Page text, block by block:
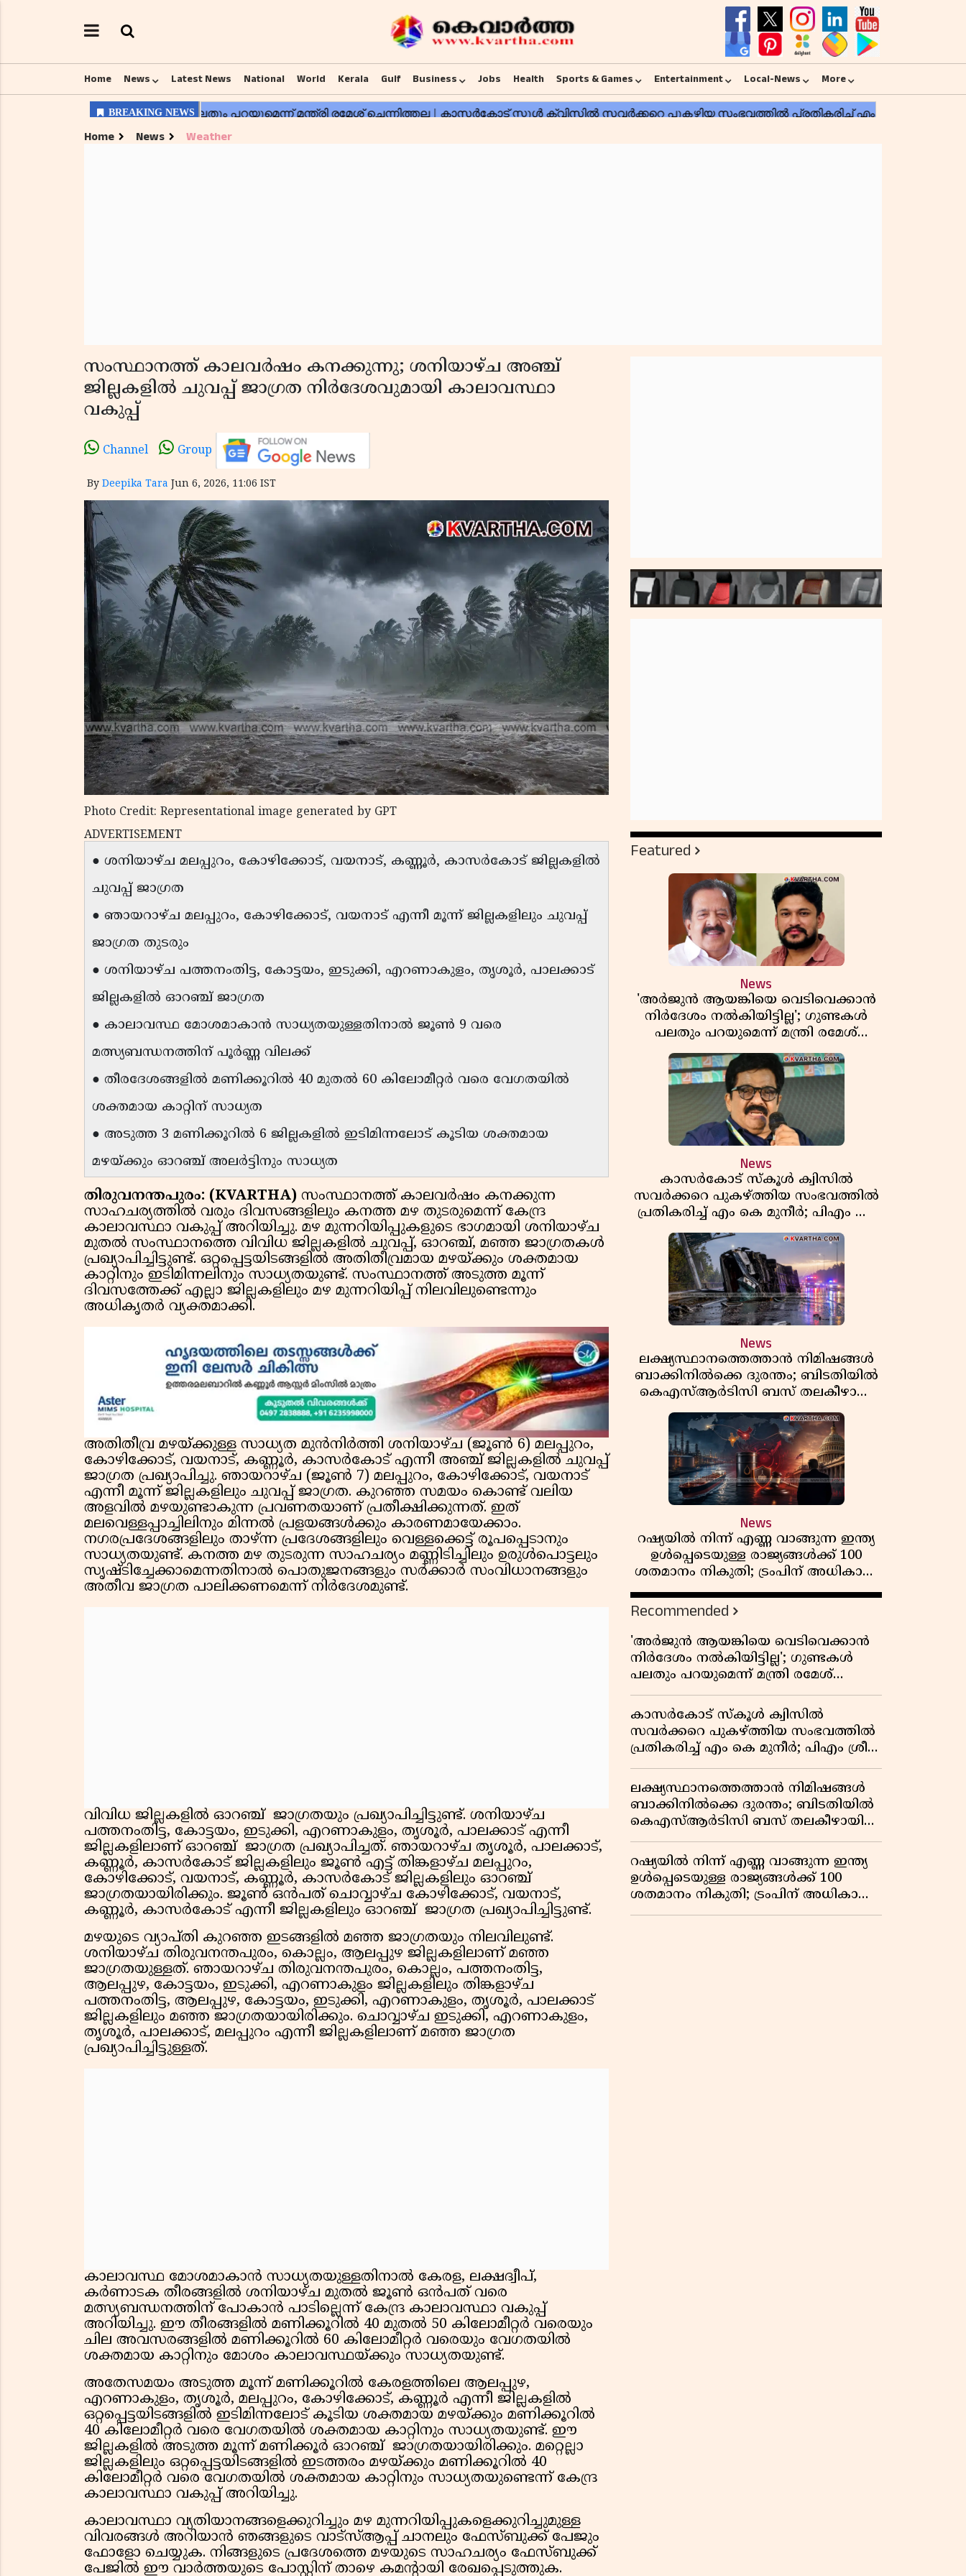
Home News Latest News National World Kerala Gulf Business Jobs Health Sports & Games Entertainment Local-News More
Home News Weather
സംസ്ഥാനത്ത് കാലവർഷം കനക്കുന്നു; ശനിയാഴ്ച അഞ്ച്
ജില്ലകളിൽ ചുവപ്പ് ജാഗ്രത നിർദേശവുമായി കാലാവസ്ഥാ
വകുപ്പ്
Channel Group
By Deepika Tara Jun 6, 2026, 11:06 IST
Photo Credit: Representational image generated by GPT
ADVERTISEMENT
● ശനിയാഴ്ച മലപ്പുറം, കോഴിക്കോട്, വയനാട്, കണ്ണൂർ, കാസർകോട് ജില്ലകളിൽ
ചുവപ്പ് ജാഗ്രത
● ഞായറാഴ്ച മലപ്പുറം, കോഴിക്കോട്, വയനാട് എന്നീ മൂന്ന് ജില്ലകളിലും ചുവപ്പ്
ജാഗ്രത തുടരും
● ശനിയാഴ്ച പത്തനംതിട്ട, കോട്ടയം, ഇടുക്കി, എറണാകുളം, തൃശൂർ, പാലക്കാട്
ജില്ലകളിൽ ഓറഞ്ച് ജാഗ്രത
● കാലാവസ്ഥ മോശമാകാൻ സാധ്യതയുള്ളതിനാൽ ജൂൺ 9 വരെ
മത്സ്യബന്ധനത്തിന് പൂർണ്ണ വിലക്ക്
● തീരദേശങ്ങളിൽ മണിക്കൂറിൽ 40 മുതൽ 60 കിലോമീറ്റർ വരെ വേഗതയിൽ
ശക്തമായ കാറ്റിന് സാധ്യത
● അടുത്ത 3 മണിക്കൂറിൽ 6 ജില്ലകളിൽ ഇടിമിന്നലോട് കൂടിയ ശക്തമായ
മഴയ്ക്കും ഓറഞ്ച് അലർട്ടിനും സാധ്യത
തിരുവനന്തപുരം: (KVARTHA) സംസ്ഥാനത്ത് കാലവർഷം കനക്കുന്ന
സാഹചര്യത്തിൽ വരും ദിവസങ്ങളിലും കനത്ത മഴ തുടരുമെന്ന് കേന്ദ്ര
കാലാവസ്ഥാ വകുപ്പ് അറിയിച്ചു. മഴ മുന്നറിയിപ്പുകളുടെ ഭാഗമായി ശനിയാഴ്ച
മുതൽ സംസ്ഥാനത്തെ വിവിധ ജില്ലകളിൽ ചുവപ്പ്, ഓറഞ്ച്, മഞ്ഞ ജാഗ്രതകൾ
പ്രഖ്യാപിച്ചിട്ടുണ്ട്. ഒറ്റപ്പെട്ടയിടങ്ങളിൽ അതിതീവ്രമായ മഴയ്ക്കും ശക്തമായ
കാറ്റിനും ഇടിമിന്നലിനും സാധ്യതയുണ്ട്. സംസ്ഥാനത്ത് അടുത്ത മൂന്ന്
ദിവസത്തേക്ക് എല്ലാ ജില്ലകളിലും മഴ മുന്നറിയിപ്പ് നിലവിലുണ്ടെന്നും
അധികൃതർ വ്യക്തമാക്കി.
അതിതീവ്ര മഴയ്ക്കുള്ള സാധ്യത മുൻനിർത്തി ശനിയാഴ്ച (ജൂൺ 6) മലപ്പുറം,
കോഴിക്കോട്, വയനാട്, കണ്ണൂർ, കാസർകോട് എന്നീ അഞ്ച് ജില്ലകളിൽ ചുവപ്പ്
ജാഗ്രത പ്രഖ്യാപിച്ചു. ഞായറാഴ്ച (ജൂൺ 7) മലപ്പുറം, കോഴിക്കോട്, വയനാട്
എന്നീ മൂന്ന് ജില്ലകളിലും ചുവപ്പ് ജാഗ്രത. കുറഞ്ഞ സമയം കൊണ്ട് വലിയ
അളവിൽ മഴയുണ്ടാകുന്ന പ്രവണതയാണ് പ്രതീക്ഷിക്കുന്നത്. ഇത്
മലവെള്ളപ്പാച്ചിലിനും മിന്നൽ പ്രളയങ്ങൾക്കും കാരണമായേക്കാം.
നഗരപ്രദേശങ്ങളിലും താഴ്ന്ന പ്രദേശങ്ങളിലും വെള്ളക്കെട്ട് രൂപപ്പെടാനും
സാധ്യതയുണ്ട്. കനത്ത മഴ തുടരുന്ന സാഹചര്യം മണ്ണിടിച്ചിലും ഉരുൾപൊട്ടലും
സൃഷ്ടിച്ചേക്കാമെന്നതിനാൽ പൊതുജനങ്ങളും സർക്കാർ സംവിധാനങ്ങളും
അതീവ ജാഗ്രത പാലിക്കണമെന്ന് നിർദേശമുണ്ട്.
വിവിധ ജില്ലകളിൽ ഓറഞ്ച് ജാഗ്രതയും പ്രഖ്യാപിച്ചിട്ടുണ്ട്. ശനിയാഴ്ച
പത്തനംതിട്ട, കോട്ടയം, ഇടുക്കി, എറണാകുളം, തൃശൂർ, പാലക്കാട് എന്നീ
ജില്ലകളിലാണ് ഓറഞ്ച് ജാഗ്രത പ്രഖ്യാപിച്ചത്. ഞായറാഴ്ച തൃശൂർ, പാലക്കാട്,
കണ്ണൂർ, കാസർകോട് ജില്ലകളിലും ജൂൺ എട്ട് തിങ്കളാഴ്ച മലപ്പുറം,
കോഴിക്കോട്, വയനാട്, കണ്ണൂർ, കാസർകോട് ജില്ലകളിലും ഓറഞ്ച്
ജാഗ്രതയായിരിക്കും. ജൂൺ ഒൻപത് ചൊവ്വാഴ്ച കോഴിക്കോട്, വയനാട്,
കണ്ണൂർ, കാസർകോട് എന്നീ ജില്ലകളിലും ഓറഞ്ച് ജാഗ്രത പ്രഖ്യാപിച്ചിട്ടുണ്ട്.
മഴയുടെ വ്യാപ്തി കുറഞ്ഞ ഇടങ്ങളിൽ മഞ്ഞ ജാഗ്രതയും നിലവിലുണ്ട്.
ശനിയാഴ്ച തിരുവനന്തപുരം, കൊല്ലം, ആലപ്പുഴ ജില്ലകളിലാണ് മഞ്ഞ
ജാഗ്രതയുള്ളത്. ഞായറാഴ്ച തിരുവനന്തപുരം, കൊല്ലം, പത്തനംതിട്ട,
ആലപ്പുഴ, കോട്ടയം, ഇടുക്കി, എറണാകുളം ജില്ലകളിലും തിങ്കളാഴ്ച
പത്തനംതിട്ട, ആലപ്പുഴ, കോട്ടയം, ഇടുക്കി, എറണാകുളം, തൃശൂർ, പാലക്കാട്
ജില്ലകളിലും മഞ്ഞ ജാഗ്രതയായിരിക്കും. ചൊവ്വാഴ്ച ഇടുക്കി, എറണാകുളം,
തൃശൂർ, പാലക്കാട്, മലപ്പുറം എന്നീ ജില്ലകളിലാണ് മഞ്ഞ ജാഗ്രത
പ്രഖ്യാപിച്ചിട്ടുള്ളത്.
കാലാവസ്ഥ മോശമാകാൻ സാധ്യതയുള്ളതിനാൽ കേരള, ലക്ഷദ്വീപ്,
കർണാടക തീരങ്ങളിൽ ശനിയാഴ്ച മുതൽ ജൂൺ ഒൻപത് വരെ
മത്സ്യബന്ധനത്തിന് പോകാൻ പാടില്ലെന്ന് കേന്ദ്ര കാലാവസ്ഥാ വകുപ്പ്
അറിയിച്ചു. ഈ തീരങ്ങളിൽ മണിക്കൂറിൽ 40 മുതൽ 50 കിലോമീറ്റർ വരെയും
ചില അവസരങ്ങളിൽ മണിക്കൂറിൽ 60 കിലോമീറ്റർ വരെയും വേഗതയിൽ
ശക്തമായ കാറ്റിനും മോശം കാലാവസ്ഥയ്ക്കും സാധ്യതയുണ്ട്.
അതേസമയം അടുത്ത മൂന്ന് മണിക്കൂറിൽ കേരളത്തിലെ ആലപ്പുഴ,
എറണാകുളം, തൃശൂർ, മലപ്പുറം, കോഴിക്കോട്, കണ്ണൂർ എന്നീ ജില്ലകളിൽ
ഒറ്റപ്പെട്ടയിടങ്ങളിൽ ഇടിമിന്നലോട് കൂടിയ ശക്തമായ മഴയ്ക്കും മണിക്കൂറിൽ
40 കിലോമീറ്റർ വരെ വേഗതയിൽ ശക്തമായ കാറ്റിനും സാധ്യതയുണ്ട്. ഈ
ജില്ലകളിൽ അടുത്ത മൂന്ന് മണിക്കൂർ ഓറഞ്ച് ജാഗ്രതയായിരിക്കും. മറ്റെല്ലാ
ജില്ലകളിലും ഒറ്റപ്പെട്ടയിടങ്ങളിൽ ഇടത്തരം മഴയ്ക്കും മണിക്കൂറിൽ 40
കിലോമീറ്റർ വരെ വേഗതയിൽ ശക്തമായ കാറ്റിനും സാധ്യതയുണ്ടെന്ന് കേന്ദ്ര
കാലാവസ്ഥാ വകുപ്പ് അറിയിച്ചു.
കാലാവസ്ഥാ വ്യതിയാനങ്ങളെക്കുറിച്ചും മഴ മുന്നറിയിപ്പുകളെക്കുറിച്ചുമുള്ള
വിവരങ്ങൾ അറിയാൻ ഞങ്ങളുടെ വാട്സ്ആപ്പ് ചാനലും ഫേസ്ബുക്ക് പേജും
ഫോളോ ചെയ്യുക. നിങ്ങളുടെ പ്രദേശത്തെ മഴയുടെ സാഹചര്യം ഫേസ്ബുക്ക്
പേജിൽ ഈ വാർത്തയുടെ പോസ്റ്റിന് താഴെ കമന്റായി രേഖപ്പെടുത്തുക.
Featured
News
'അർജുൻ ആയങ്കിയെ വെടിവെക്കാൻ
നിർദേശം നൽകിയിട്ടില്ല'; ഗുണ്ടകൾ
പലതും പറയുമെന്ന് മന്ത്രി രമേശ്
ചെന്നിത്തല
News
കാസർകോട് സ്കൂൾ ക്വിസിൽ
സവർക്കറെ പുകഴ്ത്തിയ സംഭവത്തിൽ
പ്രതികരിച്ച് എം കെ മുനീർ; പിഎം ശ്രീ
പദ്ധതിയിലും പ്രതികരണം
News
ലക്ഷ്യസ്ഥാനത്തെത്താൻ നിമിഷങ്ങൾ
ബാക്കിനിൽക്കെ ദുരന്തം; ബിടതിയിൽ
കെഎസ്ആർടിസി ബസ് തലകീഴായി
മറിഞ്ഞ് ഡ്രൈവറും കണ്ടക്ടറും മരിച്ചു
News
റഷ്യയിൽ നിന്ന് എണ്ണ വാങ്ങുന്ന ഇന്ത്യ
ഉൾപ്പെടെയുള്ള രാജ്യങ്ങൾക്ക് 100
ശതമാനം നികുതി; ട്രംപിന് അധികാരം
നൽകി യുഎസ് സെനറ്റ് ബിൽ
പാസാക്കി
Recommended
'അർജുൻ ആയങ്കിയെ വെടിവെക്കാൻ
നിർദേശം നൽകിയിട്ടില്ല'; ഗുണ്ടകൾ
പലതും പറയുമെന്ന് മന്ത്രി രമേശ്
ചെന്നിത്തല
കാസർകോട് സ്കൂൾ ക്വിസിൽ
സവർക്കറെ പുകഴ്ത്തിയ സംഭവത്തിൽ
പ്രതികരിച്ച് എം കെ മുനീർ; പിഎം ശ്രീ
പദ്ധതിയിലും പ്രതികരണം
ലക്ഷ്യസ്ഥാനത്തെത്താൻ നിമിഷങ്ങൾ
ബാക്കിനിൽക്കെ ദുരന്തം; ബിടതിയിൽ
കെഎസ്ആർടിസി ബസ് തലകീഴായി
മറിഞ്ഞ് ഡ്രൈവറും കണ്ടക്ടറും മരിച്ചു
റഷ്യയിൽ നിന്ന് എണ്ണ വാങ്ങുന്ന ഇന്ത്യ
ഉൾപ്പെടെയുള്ള രാജ്യങ്ങൾക്ക് 100
ശതമാനം നികുതി; ട്രംപിന് അധികാരം
നൽകി യുഎസ് സെനറ്റ് ബിൽ